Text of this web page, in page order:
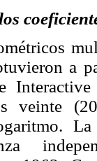
a
Interactive
veinte